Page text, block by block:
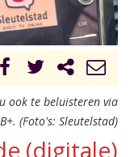
ook te beluisteren via
(Foto's: Sleutelstad)
(digitale)